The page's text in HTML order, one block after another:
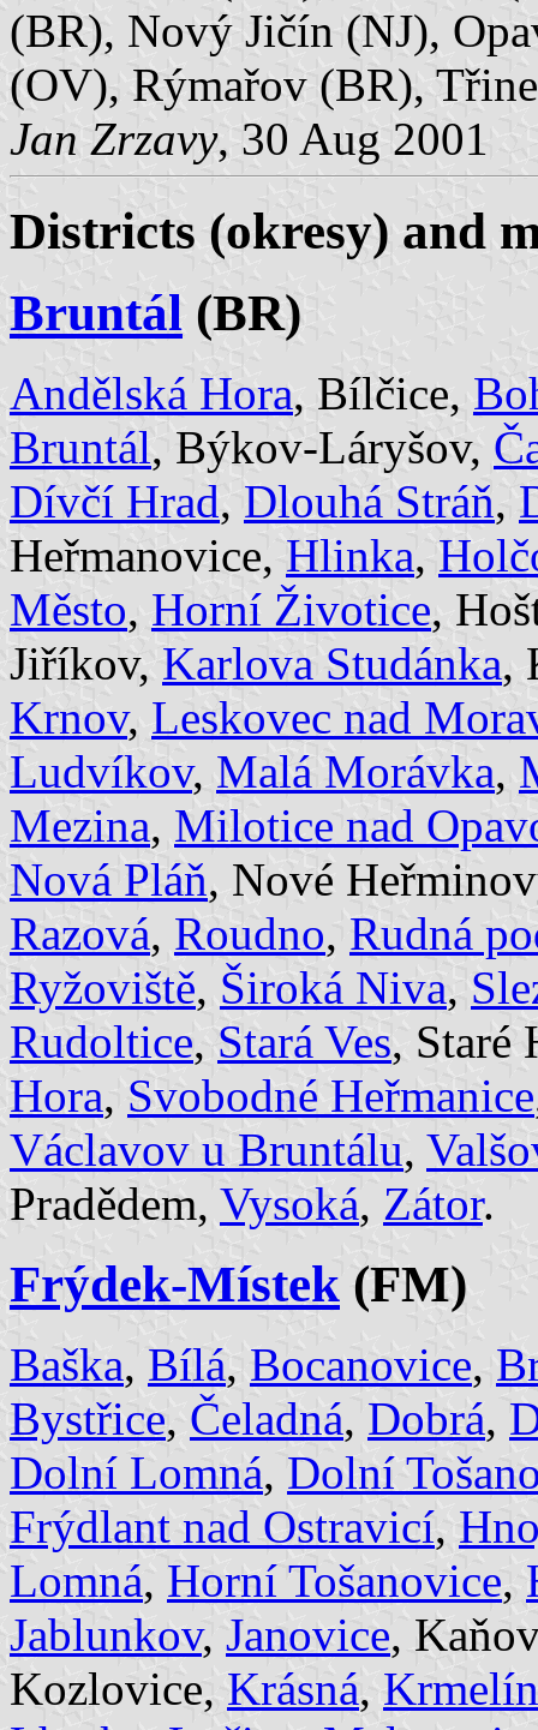
(BR), Nový Jičín (NJ),
(OV), Rýmařov (BR),
Jan Zrzavy, 30 Aug 2001
Districts (okresy) and
Bruntál (BR)
Andělská Hora, Bílčice,
Bruntál, Býkov-Láryšov,
Dívčí Hrad, Dlouhá Stráň,
Heřmanovice, Hlinka,
Město, Horní Životice,
Jiříkov, Karlova Studánka,
Krnov, Leskovec nad
Ludvíkov, Malá Morávka,
Mezina, Milotice nad
Nová Pláň, Nové
Razová, Roudno, Rudná
Ryžoviště, Široká Niva,
Rudoltice, Stará Ves, Staré
Hora, Svobodné Heřmanice
Václavov u Bruntálu,
Pradědem, Vysoká, Zátor.
Frýdek-Místek (FM)
Baška, Bílá, Bocanovice,
Bystřice, Čeladná, Dobrá,
Dolní Lomná, Dolní
Frýdlant nad Ostravicí,
Lomná, Horní Tošanovice,
Jablunkov, Janovice,
Kozlovice, Krásná, Krmelín